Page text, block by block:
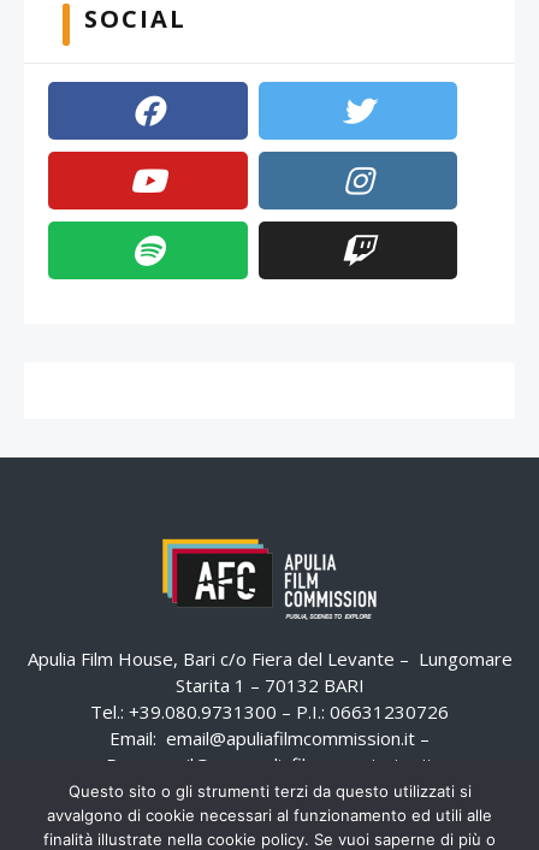
SOCIAL
Apulia Film House, Bari c/o Fiera del Levante – Lungomare
Starita 1 – 70132 BARI
Tel.: +39.080.9731300 – P.I.: 06631230726
Email: email@apuliafilmcommission.it –
Pec:
email@pec.apuliafilmcommission.it
Questo sito o gli strumenti terzi da questo utilizzati si
avvalgono di cookie necessari al funzionamento ed utili alle
finalità illustrate nella cookie policy. Se vuoi saperne di più o